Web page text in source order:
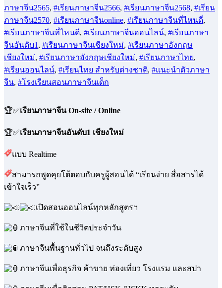
ภาษาจีน2565, #เรียนภาษาจีน2566, #เรียนภาษาจีน2568, #เรียน
ภาษาจีน2570, #เรียนภาษาจีนonline, #เรียนภาษาจีนที่ไหนดี่,
#เรียนภาษาจีนที่ไหนดี, #เรียนภาษาจีนออนไลน์, #เรียนภาษา
จีนอันดับ1 , #เรียนภาษาจีนเชียงใหม่, #เรียนภาษาอังกฤษ
เชียงใหม่, #เรียนภาษาอังกฤษเชียงใหม่, #เรียนภาษาไทย,
#เรียนออนไลน์, #เรียนไทย สำหรับต่างชาติ, #แนะนำตัวภาษา
จีน, #โรงเรียนสอนภาษาจีนเด็ก
แบบ Realtime
สามารถพูดคุยโต้ตอบกับครูผู้สอนได้ “เรียนง่าย สื่อสารได้
เข้าใจเร็ว”